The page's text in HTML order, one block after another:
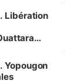
Libération
les
Yopougon